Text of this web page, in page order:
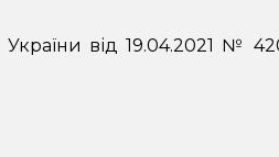
України від 19.04.2021 №